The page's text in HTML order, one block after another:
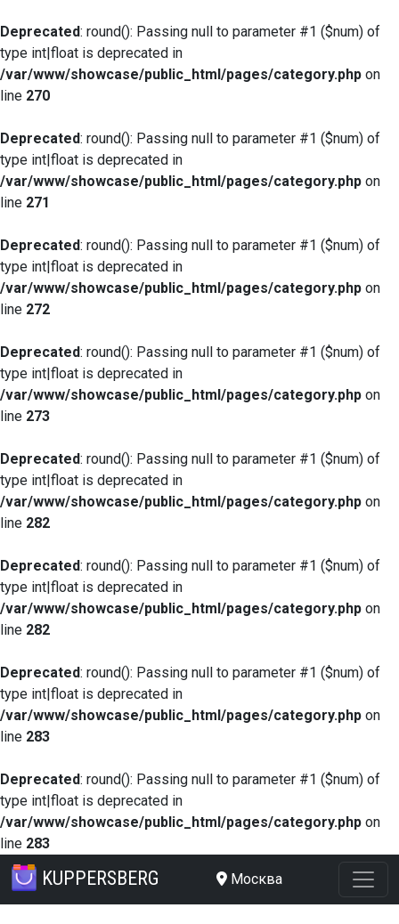
Deprecated: round(): Passing null to parameter #1 ($num) of
type int|float is deprecated in
/var/www/showcase/public_html/pages/category.php on
line 270
Deprecated: round(): Passing null to parameter #1 ($num) of
type int|float is deprecated in
/var/www/showcase/public_html/pages/category.php on
line 271
Deprecated: round(): Passing null to parameter #1 ($num) of
type int|float is deprecated in
/var/www/showcase/public_html/pages/category.php on
line 272
Deprecated: round(): Passing null to parameter #1 ($num) of
type int|float is deprecated in
/var/www/showcase/public_html/pages/category.php on
line 273
Deprecated: round(): Passing null to parameter #1 ($num) of
type int|float is deprecated in
/var/www/showcase/public_html/pages/category.php on
line 282
Deprecated: round(): Passing null to parameter #1 ($num) of
type int|float is deprecated in
/var/www/showcase/public_html/pages/category.php on
line 282
Deprecated: round(): Passing null to parameter #1 ($num) of
type int|float is deprecated in
/var/www/showcase/public_html/pages/category.php on
line 283
Deprecated: round(): Passing null to parameter #1 ($num) of
type int|float is deprecated in
/var/www/showcase/public_html/pages/category.php on
line 283
KUPPERSBERG Москва